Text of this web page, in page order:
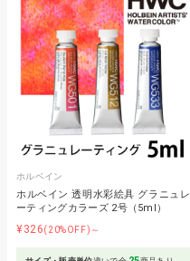
ホルベイン
ホルベイン 透明水彩絵具 グラニュレ
ーティングカラーズ 2号（5ml）
¥326(20%OFF)～